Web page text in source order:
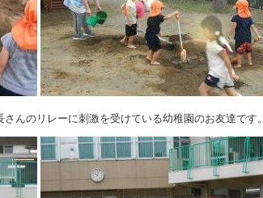
んのリレーに刺激を受けている幼稚園のお友達です。